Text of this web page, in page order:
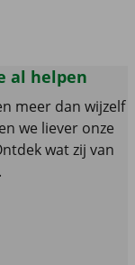
al helpen
meer dan wijzelf
we liever onze
wat zij van